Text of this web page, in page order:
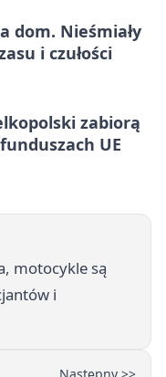
dom. Nieśmiały
i czułości
zabiorą
UE
motocykle są
i